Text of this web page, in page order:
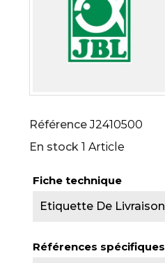
Référence J2410500
En stock 1 Article
Fiche technique
Etiquette De Livraison
Références spécifiques